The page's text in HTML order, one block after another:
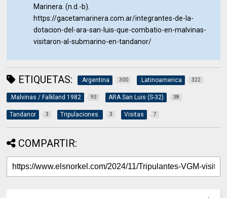
Marinera. (n.d.-b).
https://gacetamarinera.com.ar/integrantes-de-la-
dotacion-del-ara-san-luis-que-combatio-en-malvinas-
visitaron-al-submarino-en-tandanor/
ETIQUETAS: .Argentina 300 .Latinoamerica 322
.Malvinas / Falkland 1982 93 ARA San Luis (S-32) 38
Tandanor 3 Tripulaciones. 3 Visitas 7
COMPARTIR: